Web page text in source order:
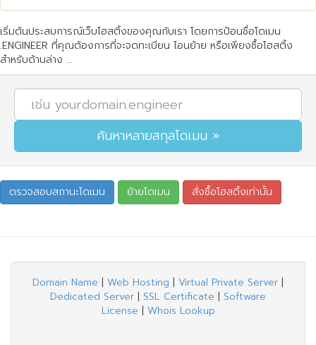
เริ่มต้นประสบการณ์เว็บโฮสติ้งของคุณกับเรา โดยการป้อนชื่อโดเมน
.ENGINEER ที่คุณต้องการที่จะจดทะเบียน โอนย้าย หรือเพียงซื้อโฮสติ้ง
สำหรับด้านล่าง ...
Domain Name | Web Hosting | Virtual Private Server |
Dedicated Server | SSL Certificate | Software
License | Whois Lookup